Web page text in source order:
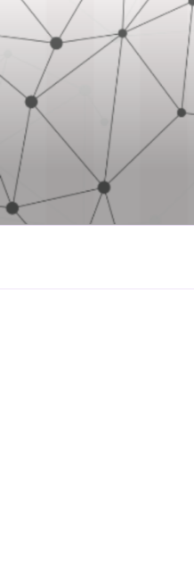
Pular
para
conteúdo